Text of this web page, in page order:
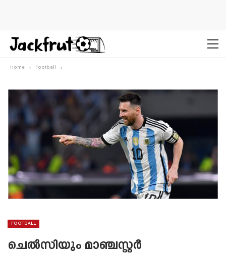
Home Football
FOOTBALL
ചെൽസിയും മാഞ്ചസ്റ്റർ